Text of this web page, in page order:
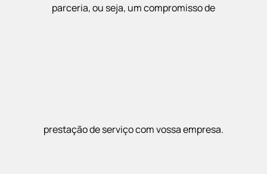
parceria, ou seja, um compromisso de
prestação de serviço com vossa empresa.